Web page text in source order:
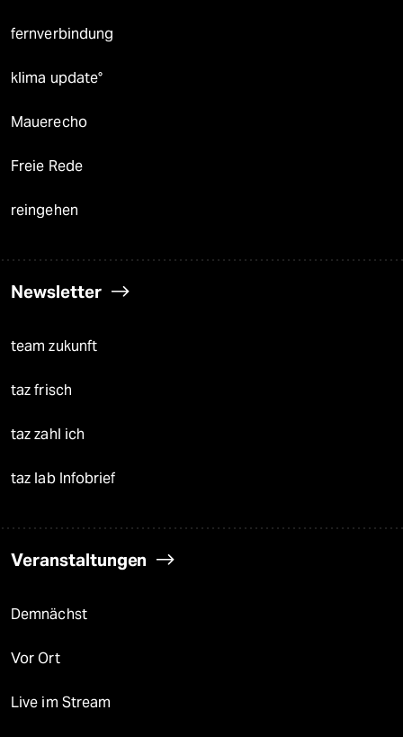
fernverbindung
klima update°
Mauerecho
Freie Rede
reingehen
Newsletter
team zukunft
taz frisch
taz zahl ich
taz lab Infobrief
Veranstaltungen
Demnächst
Vor Ort
Live im Stream